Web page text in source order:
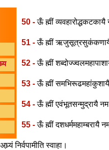
50 -ऊँ ह्मीं व्यवहारोद्धकटकायै
51 -ऊँ ह्मीं ऋजुसूत्रसुकंकणायै
52 -ऊँ ह्मीं
53 -ऊँ ह्मीं समभिरूढमहांकुशायै
54 -ऊँ ह्मीं एवंभूतसन्मुद्रायै नमः
55 -ऊँ ह्मीं दशधर्ममहाम्बरायै
निर्वपामीति स्वाहा।